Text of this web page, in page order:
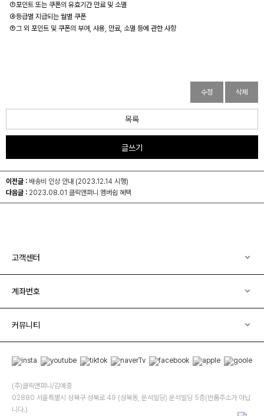
③포인트 또는 쿠폰의 유효기간 만료 및 소멸
④등급별 지급되는 월별 쿠폰
⑤그 외 포인트 및 쿠폰의 부여, 사용, 만료, 소멸 등에 관한 사항
수정 삭제
목록
글쓰기
이전글 : 배송비 인상 안내 (2023.12.14 시행)
다음글 : 2023.08.01 클릭앤퍼니 멤버쉽 혜택
고객센터
계좌번호
커뮤니티
(주)클릭앤퍼니/김예중
02880 서울특별시 성북구 성북로 49 (성북동, 운석빌딩) 운석빌딩 5층(반품주소가 아닙
니다.)